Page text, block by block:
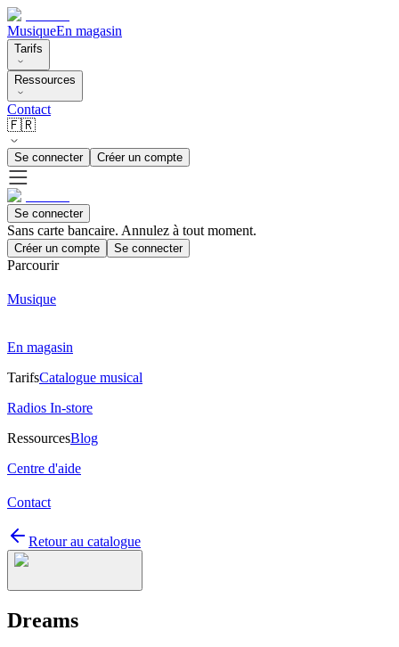
MusiqueEn magasin
Tarifs
Ressources
Contact
🇫🇷
Se connecter Créer un compte
Se connecter
Sans carte bancaire. Annulez à tout moment.
Créer un compte Se connecter
Parcourir
Musique
En magasin
TarifsCatalogue musical
Radios In-store
RessourcesBlog
Centre d'aide
Contact
Retour au catalogue
Dreams